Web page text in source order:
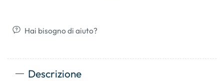
Hai bisogno di aiuto?
Descrizione